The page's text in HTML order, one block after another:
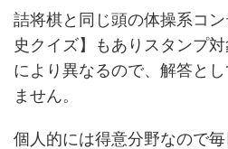
詰将棋と同じ頭の体操系コ
史クイズ】もありスタンプ
により異なるので、解答と
ません。
個人的には得意分野なので